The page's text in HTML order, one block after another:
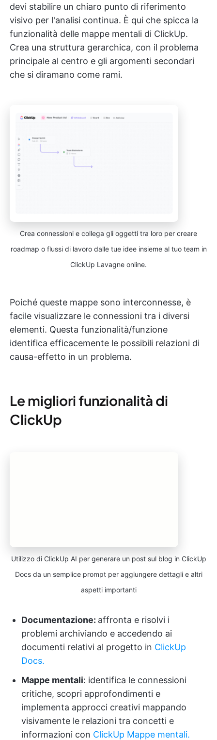
devi stabilire un chiaro punto di riferimento
visivo per l'analisi continua. È qui che spicca la
funzionalità delle mappe mentali di ClickUp.
Crea una struttura gerarchica, con il problema
principale al centro e gli argomenti secondari
che si diramano come rami.
Crea connessioni e collega gli oggetti tra loro per creare
roadmap o flussi di lavoro dalle tue idee insieme al tuo team in
ClickUp Lavagne online.
Poiché queste mappe sono interconnesse, è
facile visualizzare le connessioni tra i diversi
elementi. Questa funzionalità/funzione
identifica efficacemente le possibili relazioni di
causa-effetto in un problema.
Le migliori funzionalità di
ClickUp
Utilizzo di ClickUp AI per generare un post sul blog in ClickUp
Docs da un semplice prompt per aggiungere dettagli e altri
aspetti importanti
Documentazione: affronta e risolvi i
problemi archiviando e accedendo ai
documenti relativi al progetto in ClickUp
Docs.
Mappe mentali: identifica le connessioni
critiche, scopri approfondimenti e
implementa approcci creativi mappando
visivamente le relazioni tra concetti e
informazioni con ClickUp Mappe mentali.